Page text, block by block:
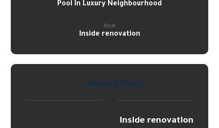
Pool In Luxury Neighbourhood
Next
Inside renovation
Related Posts ...
Inside renovation